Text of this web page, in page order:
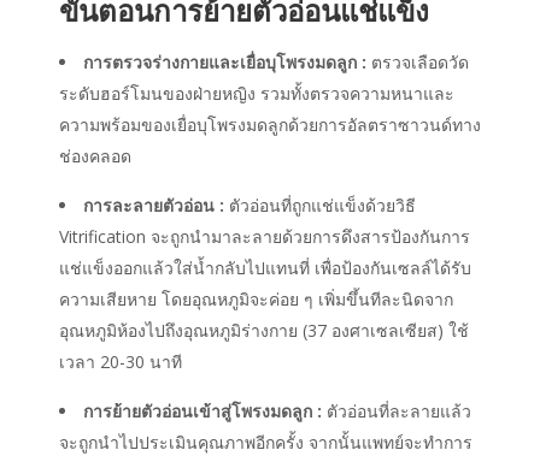
ขั้นตอนการย้ายตัวอ่อนแช่แข็ง
การตรวจร่างกายและเยื่อบุโพรงมดลูก : ตรวจเลือดวัด
ระดับฮอร์โมนของฝ่ายหญิง รวมทั้งตรวจความหนาและ
ความพร้อมของเยื่อบุโพรงมดลูกด้วยการอัลตราซาวนด์ทาง
ช่องคลอด
การละลายตัวอ่อน : ตัวอ่อนที่ถูกแช่แข็งด้วยวิธี
Vitrification จะถูกนำมาละลายด้วยการดึงสารป้องกันการ
แช่แข็งออกแล้วใส่น้ำกลับไปแทนที่ เพื่อป้องกันเซลล์ได้รับ
ความเสียหาย โดยอุณหภูมิจะค่อย ๆ เพิ่มขึ้นทีละนิดจาก
อุณหภูมิห้องไปถึงอุณหภูมิร่างกาย (37 องศาเซลเซียส) ใช้
เวลา 20-30 นาที
การย้ายตัวอ่อนเข้าสู่โพรงมดลูก : ตัวอ่อนที่ละลายแล้ว
จะถูกนำไปประเมินคุณภาพอีกครั้ง จากนั้นแพทย์จะทำการ